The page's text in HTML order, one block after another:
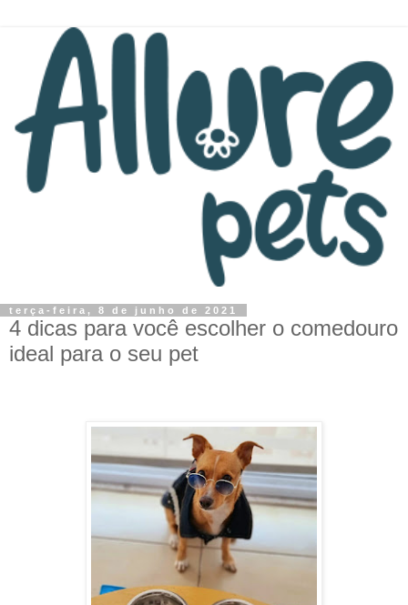
terça-feira, 8 de junho de 2021
4 dicas para você escolher o comedouro
ideal para o seu pet